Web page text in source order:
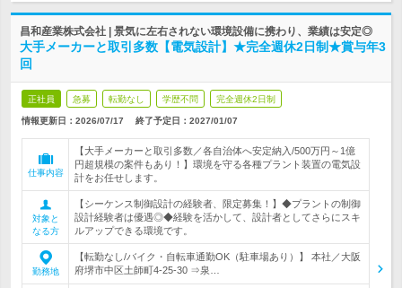
昌和産業株式会社 | 景気に左右されない環境設備に携わり、業績は安定◎
大手メーカーと取引多数【電気設計】★完全週休2日制★賞与年3
回
正社員 急募 転勤なし 学歴不問 完全週休2日制
情報更新日：2026/07/17 終了予定日： 2027/01/07
仕事内容
【大手メーカーと取引多数／各自治体へ安定納入/500万円～1億
円超規模の案件もあり！】環境を守る各種プラント装置の電気設
計をお任せします。
対象と
なる方
【シーケンス制御設計の経験者、限定募集！】◆プラントの制御
設計経験者は優遇◎◆経験を活かして、設計者としてさらにスキ
ルアップできる環境です。
勤務地
【転勤なし/バイク・自転車通勤OK（駐車場あり）】 本社／大阪
府堺市中区土師町4-25-30 ⇒泉…